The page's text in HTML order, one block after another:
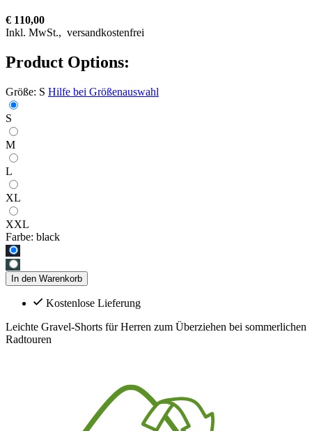
€ 110,00
Inkl. MwSt., versandkostenfrei
Product Options:
Größe: S Hilfe bei Größenauswahl
S
M
L
XL
XXL
Farbe: black
In den Warenkorb
Kostenlose Lieferung
Leichte Gravel-Shorts für Herren zum Überziehen bei sommerlichen
Radtouren